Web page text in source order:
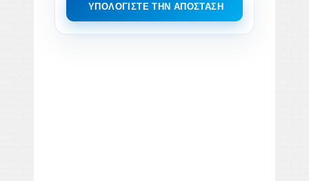
ΥΠΟΛΟΓΊΣΤΕ ΤΗΝ ΑΠΌΣΤΑΣΗ